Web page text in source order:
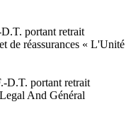
portant retrait
de réassurances « L'Unité
D.T. portant retrait
And Général